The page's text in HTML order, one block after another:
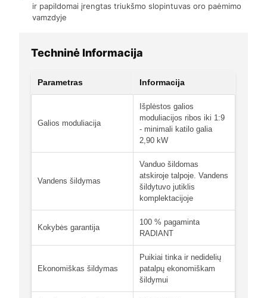
ir papildomai įrengtas triukšmo slopintuvas oro paėmimo
vamzdyje
Techninė Informacija
Parametras Informacija
Galios moduliacija
Išplėstos galios
moduliacijos ribos iki 1:9
- minimali katilo galia
2,90 kW
Vandens šildymas
Vanduo šildomas
atskiroje talpoje. Vandens
šildytuvo jutiklis
komplektacijoje
Kokybės garantija
100 % pagaminta
RADIANT
Ekonomiškas šildymas
Puikiai tinka ir nedidelių
patalpų ekonomiškam
šildymui